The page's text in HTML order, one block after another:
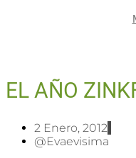
EL AÑO
2 Enero, 2012
@evaevisima